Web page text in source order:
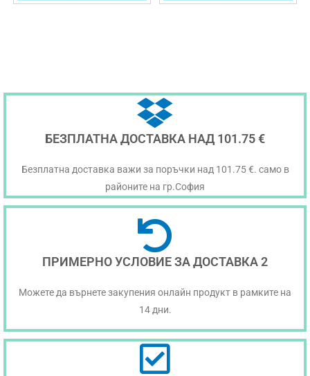
БЕЗПЛАТНА ДОСТАВКА НАД 101.75 €
Безплатна доставка важи за поръчки над 101.75 €. само в
районите на гр.София
ПРИМЕРНО УСЛОВИЕ ЗА ДОСТАВКА 2
Можете да върнете закупения онлайн продукт в рамките на
14 дни.